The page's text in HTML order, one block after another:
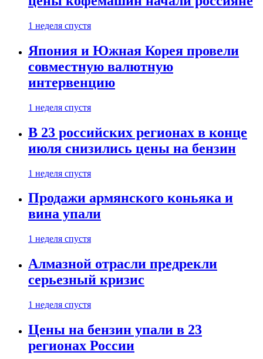
1 неделя спустя
Япония и Южная Корея провели
совместную валютную
интервенцию
1 неделя спустя
В 23 российских регионах в конце
июля снизились цены на бензин
1 неделя спустя
Продажи армянского коньяка и
вина упали
1 неделя спустя
Алмазной отрасли предрекли
серьезный кризис
1 неделя спустя
Цены на бензин упали в 23
регионах России